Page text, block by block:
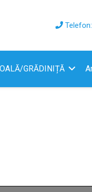
GRĂDINIȚĂ